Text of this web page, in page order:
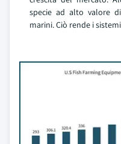
specie ad alto valore
marini. Ciò rende i